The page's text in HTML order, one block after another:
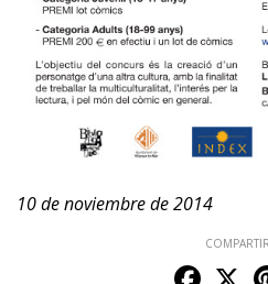
10 de noviembre de 2014
X